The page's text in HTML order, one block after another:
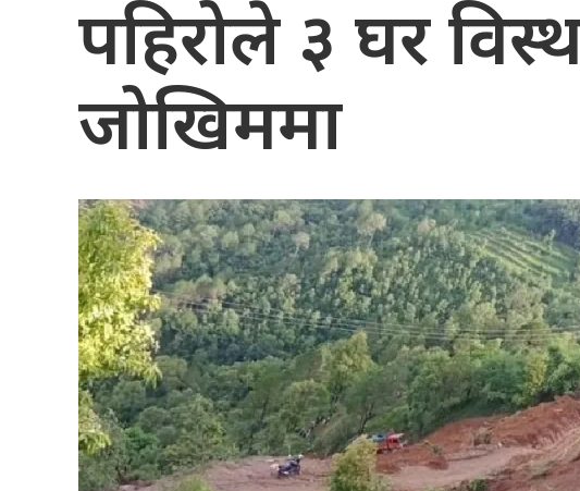
पहिरोले ३ घर
जोखिममा